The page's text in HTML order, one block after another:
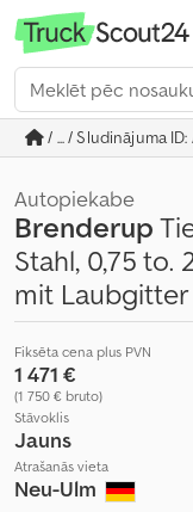
/ ... / Sludinājuma
Autopiekabe
Brenderup
Stahl, 0,75 to.
mit
Fiksēta cena plus PVN
1 471 €
(1 750 € bruto)
Stāvoklis
Jauns
Atrašanās vieta
Neu-Ulm